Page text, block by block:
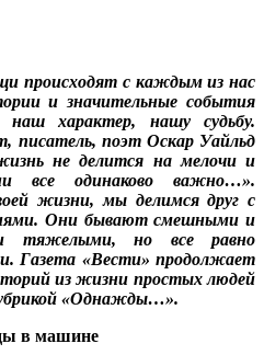
происходят с каждым из нас
и значительные события
характер, нашу судьбу.
писатель, поэт Оскар Уайльд
не делится на мелочи и
одинаково важно…».
жизни, мы делимся друг с
Они бывают смешными и
тяжелыми, но все равно
Газета «Вести» продолжает
из жизни простых людей
«Однажды…».
в машине